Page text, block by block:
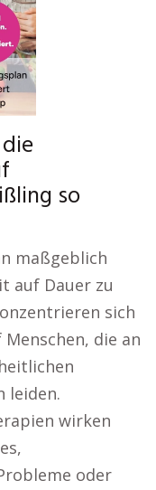
so
maßgeblich
auf Dauer zu
sich
die an
leiden.
wirken
oder